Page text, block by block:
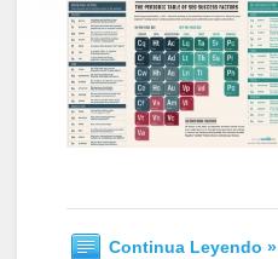
Continua Leyendo »